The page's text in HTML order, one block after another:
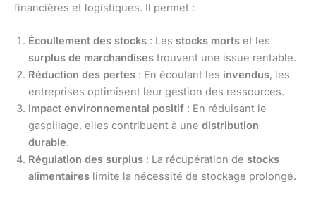
financières et logistiques. Il permet :
Écoullement des stocks : Les stocks morts et les
surplus de marchandises trouvent une issue rentable.
Réduction des pertes : En écoulant les invendus, les
entreprises optimisent leur gestion des ressources.
Impact environnemental positif : En réduisant le
gaspillage, elles contribuent à une distribution
durable.
Régulation des surplus : La récupération de stocks
alimentaires limite la nécessité de stockage prolongé.